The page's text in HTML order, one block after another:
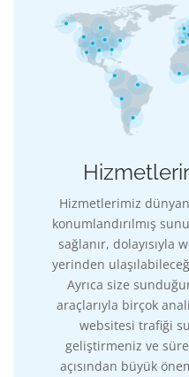
Hizmetlerimiz
konumlandırılmış
sağlanır, dolayısıyla
yerinden
Ayrıca size
araçlarıyla birçok
websitesi trafiği
geliştirmeniz ve
açısından büyük